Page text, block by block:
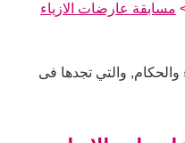
مسابقة عارضات الازياء
والتي تجدها فى